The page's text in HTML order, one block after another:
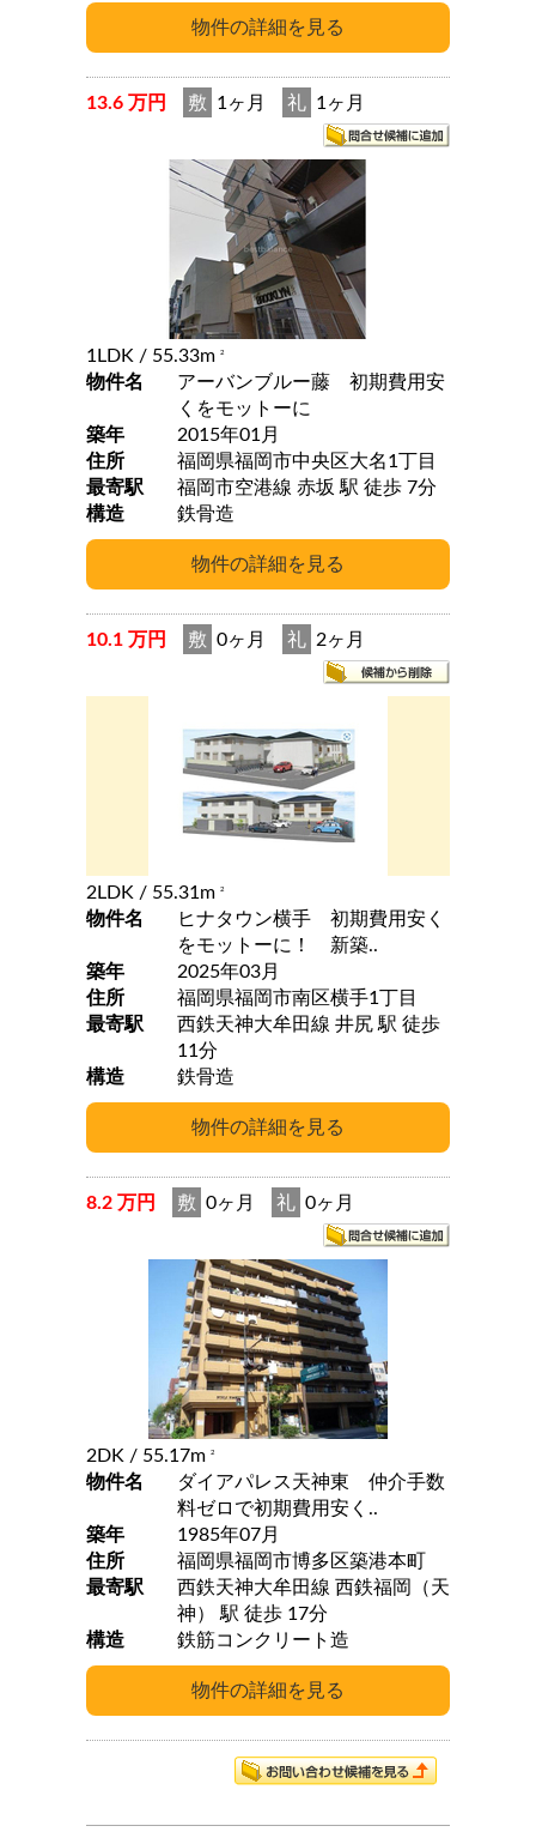
13.6 万円 敷 1ヶ月 礼 1ヶ月
1LDK / 55.33m 2
物件名
アーバンブルー藤 初期費用安
くをモットーに
築年
2015年01月
住所
福岡県福岡市中央区大名1丁目
最寄駅
福岡市空港線 赤坂 駅 徒歩 7分
構造
鉄骨造
10.1 万円 敷 0ヶ月 礼 2ヶ月
2LDK / 55.31m 2
物件名
ヒナタウン横手 初期費用安く
をモットーに！ 新築..
築年
2025年03月
住所
福岡県福岡市南区横手1丁目
最寄駅
西鉄天神大牟田線 井尻 駅 徒歩
11分
構造
鉄骨造
8.2 万円 敷 0ヶ月 礼 0ヶ月
2DK / 55.17m 2
物件名
ダイアパレス天神東 仲介手数
料ゼロで初期費用安く..
築年
1985年07月
住所
福岡県福岡市博多区築港本町
最寄駅
西鉄天神大牟田線 西鉄福岡（天
神） 駅 徒歩 17分
構造
鉄筋コンクリート造